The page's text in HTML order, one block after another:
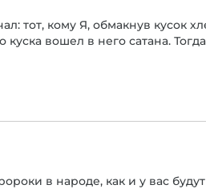
тот, кому Я, обмакнув кусок
куска вошел в него сатана.
в народе, как и у вас